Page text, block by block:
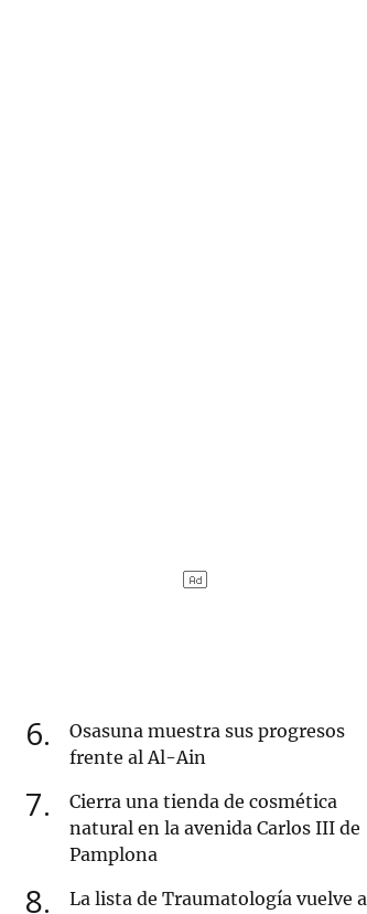
6
Osasuna muestra sus progresos
frente al Al-Ain
7
Cierra una tienda de cosmética
natural en la avenida Carlos III de
Pamplona
8
La lista de Traumatología vuelve a